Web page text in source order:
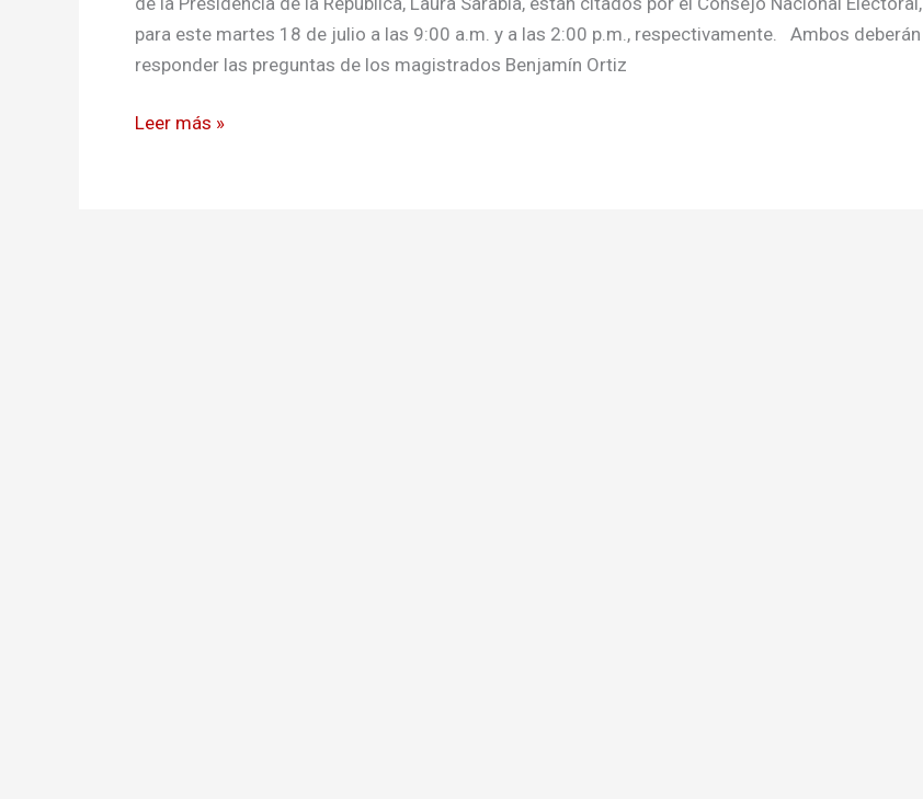
para este martes 18 de julio a las 9:00 a.m. y a las 2:00 p.m., respectivamente. Ambos deberán
responder las preguntas de los magistrados Benjamín Ortiz
al
CNE
Leer más »